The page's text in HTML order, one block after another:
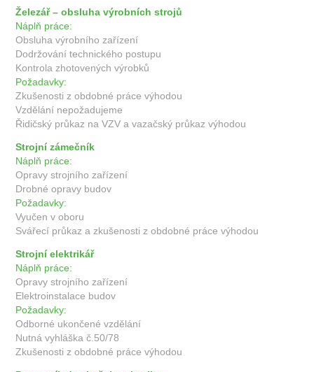
Železář – obsluha výrobních strojů
Náplň práce:
Obsluha výrobního zařízení
Dodržování technického postupu
Kontrola zhotovených výrobků
Požadavky:
Zkušenosti z obdobné práce výhodou
Vzdělání nepožadujeme
Řidičský průkaz na VZV a vazačský průkaz výhodou
Strojní zámečník
Náplň práce:
Opravy strojního zařízení
Drobné opravy budov
Požadavky:
Vyučen v oboru
Svářecí průkaz a zkušenosti z obdobné práce výhodou
Strojní elektrikář
Náplň práce:
Opravy strojního zařízení
Elektroinstalace budov
Požadavky:
Odborné ukončené vzdělání
Nutná vyhláška č.50/78
Zkušenosti z obdobné práce výhodou